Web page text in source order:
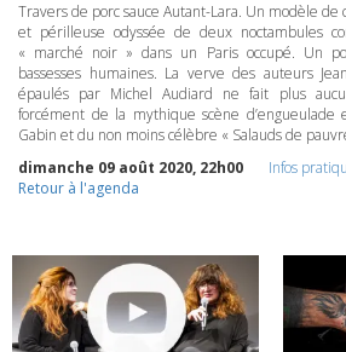
Travers de porc sauce Autant-Lara. Un modèle de
et périlleuse odyssée de deux noctambules
« marché noir » dans un Paris occupé. Un
bassesses humaines. La verve des auteurs
épaulés par Michel Audiard ne fait plus
forcément de la mythique scène
Gabin et du non moins célèbre « Salauds de
dimanche 09 août 2020, 22h00
Infos
Retour à l'agenda